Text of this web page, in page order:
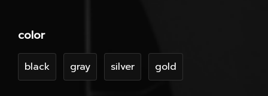
color
black gray silver gold